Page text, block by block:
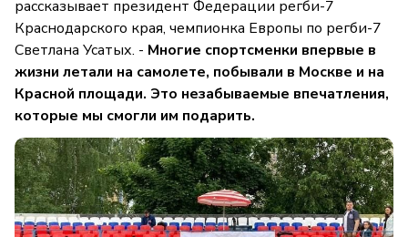
рассказывает президент Федерации регби-7
Краснодарского края, чемпионка Европы по регби-7
Светлана Усатых. - Многие спортсменки впервые в
жизни летали на самолете, побывали в Москве и на
Красной площади. Это незабываемые впечатления,
которые мы смогли им подарить.